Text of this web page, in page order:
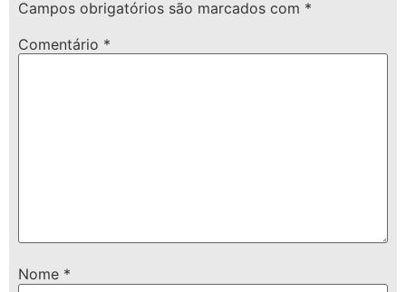
Campos obrigatórios são marcados com *
Comentário *
Nome *